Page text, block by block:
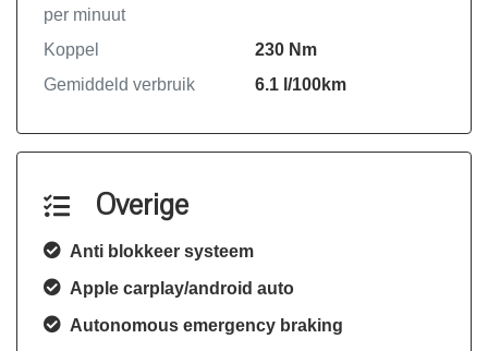
per minuut
Koppel
230 Nm
Gemiddeld verbruik
6.1 l/100km
Overige
Anti blokkeer systeem
Apple carplay/android auto
Autonomous emergency braking